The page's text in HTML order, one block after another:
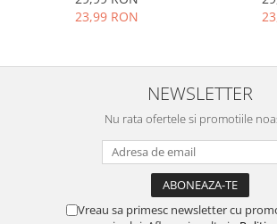
ascutite si
Nu numai ca este
zgarieturi si
INTARESTE
Folia avand
zgarieturi, asigura si
23,99 RON
NEWSLETTER
Nu rata ofertele si promotiile
Vreau sa primesc newsletter cu